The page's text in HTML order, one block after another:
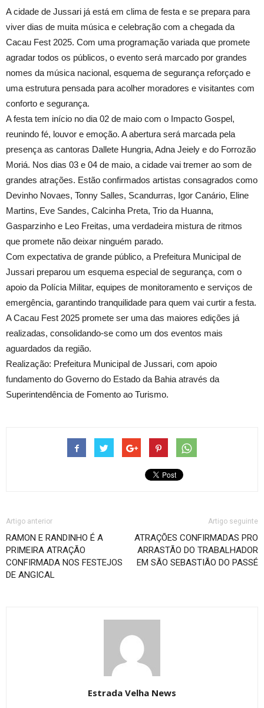
A cidade de Jussari já está em clima de festa e se prepara para
viver dias de muita música e celebração com a chegada da
Cacau Fest 2025. Com uma programação variada que promete
agradar todos os públicos, o evento será marcado por grandes
nomes da música nacional, esquema de segurança reforçado e
uma estrutura pensada para acolher moradores e visitantes com
conforto e segurança.
A festa tem início no dia 02 de maio com o Impacto Gospel,
reunindo fé, louvor e emoção. A abertura será marcada pela
presença as cantoras Dallete Hungria, Adna Jeiely e do Forrozão
Moriá. Nos dias 03 e 04 de maio, a cidade vai tremer ao som de
grandes atrações. Estão confirmados artistas consagrados como
Devinho Novaes, Tonny Salles, Scandurras, Igor Canário, Eline
Martins, Eve Sandes, Calcinha Preta, Trio da Huanna,
Gasparzinho e Leo Freitas, uma verdadeira mistura de ritmos
que promete não deixar ninguém parado.
Com expectativa de grande público, a Prefeitura Municipal de
Jussari preparou um esquema especial de segurança, com o
apoio da Polícia Militar, equipes de monitoramento e serviços de
emergência, garantindo tranquilidade para quem vai curtir a festa.
A Cacau Fest 2025 promete ser uma das maiores edições já
realizadas, consolidando-se como um dos eventos mais
aguardados da região.
Realização: Prefeitura Municipal de Jussari, com apoio
fundamento do Governo do Estado da Bahia através da
Superintendência de Fomento ao Turismo.
Artigo anterior
RAMON E RANDINHO É A
PRIMEIRA ATRAÇÃO
CONFIRMADA NOS FESTEJOS
DE ANGICAL
Artigo seguinte
ATRAÇÕES CONFIRMADAS PRO
ARRASTÃO DO TRABALHADOR
EM SÃO SEBASTIÃO DO PASSÉ
Estrada Velha News